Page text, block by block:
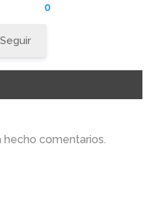
0
Seguir
hecho comentarios.